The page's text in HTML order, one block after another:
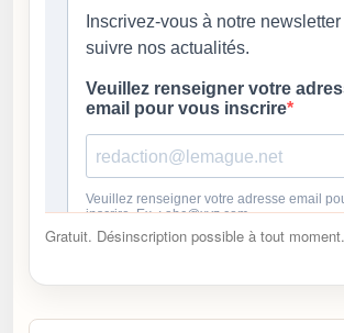
Gratuit. Désinscription possible à tout moment.